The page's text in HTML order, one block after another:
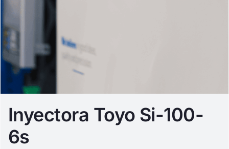
Inyectora Toyo Si-100-
6s